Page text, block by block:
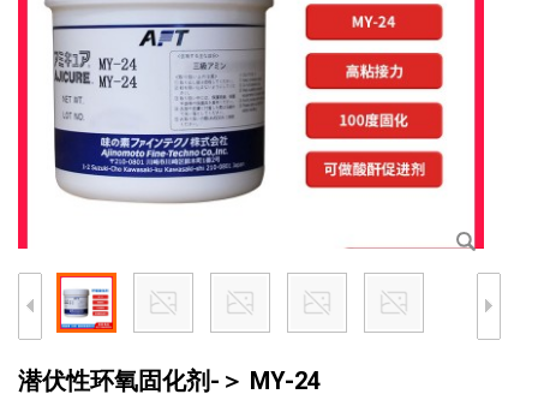
潜伏性环氧固化剂-＞ MY-24